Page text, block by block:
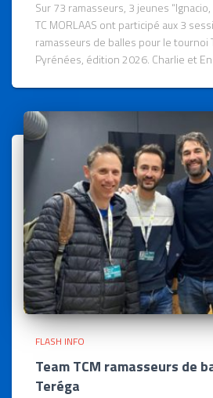
Sur 73 ramasseurs, 3 jeunes
TC MORLAAS ont participé aux 3
ramasseurs de balles pour le tournoi
Pyrénées, édition 2026. Charlie et
FLASH INFO
Team TCM ramasseurs de
Teréga